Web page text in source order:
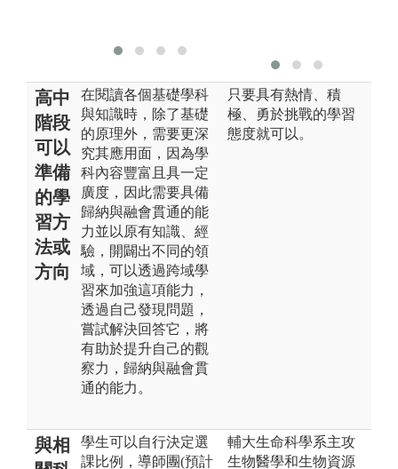
高中
階段
可以
準備
的學
習方
法或
方向
在閱讀各個基礎學科
與知識時，除了基礎
的原理外，需要更深
究其應用面，因為學
科內容豐富且具一定
廣度，因此需要具備
歸納與融會貫通的能
力並以原有知識、經
驗，開闢出不同的領
域，可以透過跨域學
習來加強這項能力，
透過自己發現問題，
嘗試解決回答它，將
有助於提升自己的觀
察力，歸納與融會貫
通的能力。
只要具有熱情、積
極、勇於挑戰的學習
態度就可以。
與相
學生可以自行決定選
課比例，導師團(預計
輔大生命科學系主攻
生物醫學和生物資源